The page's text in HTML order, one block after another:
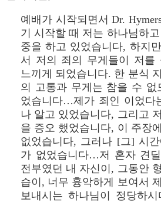
예배가 시작되면서 Dr.
기 시작할 때 저는 하나님하
중을 하고 있었습니다, 하지
서 저의 죄의 무게들이 저를
느끼게 되었습니다. 한 분식
의 고통과 무게는 참을 수 없
었습니다…제가 죄인 이었다
나 알고 있었습니다, 그리고
을 증오 했었습니다, 이 주장
없었습니다, 그러나 [그] 시
가 없었습니다…저 혼자 견
전부였던 내 자신이, 그동안
습이, 너무 흉악하게 보여서
보내시는 하나님이 정당하